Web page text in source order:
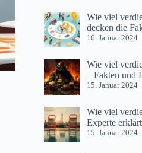
Wie viel
decken die
16. Januar 2024
Wie viel
– Fakten und
15. Januar 2024
Wie viel
Experte
15. Januar 2024